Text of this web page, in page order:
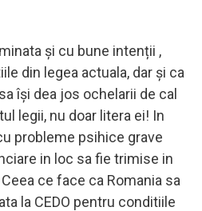
și cu bune intenții ,
din legea actuala, dar și ca
își dea jos ochelarii de cal
legii, nu doar litera ei! In
probleme psihice grave
in loc sa fie trimise in
ce face ca Romania sa
la CEDO pentru conditiile